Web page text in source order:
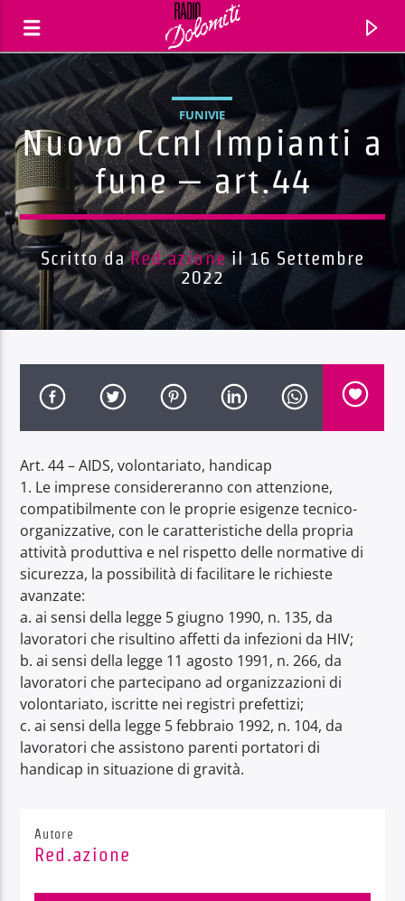
Titolo
Artista
Radio Dolomiti
FUNIVIE
Nuovo Ccnl Impianti a
fune – art.44
Scritto daRed.azioneil 16 Settembre
2022
Art. 44 – AIDS, volontariato, handicap
1. Le imprese considereranno con attenzione,
compatibilmente con le proprie esigenze tecnico-
organizzative, con le caratteristiche della propria
attività produttiva e nel rispetto delle normative di
sicurezza, la possibilità di facilitare le richieste
avanzate:
a. ai sensi della legge 5 giugno 1990, n. 135, da
lavoratori che risultino affetti da infezioni da HIV;
b. ai sensi della legge 11 agosto 1991, n. 266, da
lavoratori che partecipano ad organizzazioni di
volontariato, iscritte nei registri prefettizi;
c. ai sensi della legge 5 febbraio 1992, n. 104, da
lavoratori che assistono parenti portatori di
handicap in situazione di gravità.
Autore
Red.azione